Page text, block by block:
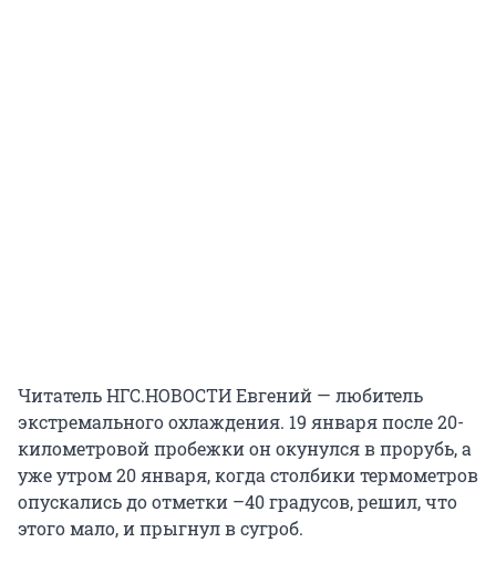
Читатель НГС.НОВОСТИ Евгений — любитель
экстремального охлаждения. 19 января после 20-
километровой пробежки он окунулся в прорубь, а
уже утром 20 января, когда столбики термометров
опускались до отметки –40 градусов, решил, что
этого мало, и прыгнул в сугроб.